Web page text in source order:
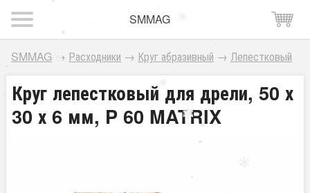
SMMAG
SMMAG→ Расходники → Круг абразивный → Лепестковый
Круг лепестковый для дрели, 50 х
30 х 6 мм, P 60 MATRIX